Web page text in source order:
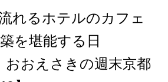
れるホテルのカフェ
を堪能する日
おおえさきの週末京都